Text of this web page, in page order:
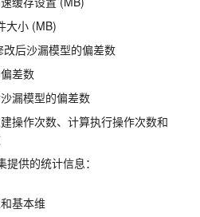
大小 (MB)
后沙漏模型的偏差数
差数
漏模型的偏差数
操作次数、计算执行操作次数和
供的统计信息：
基本维